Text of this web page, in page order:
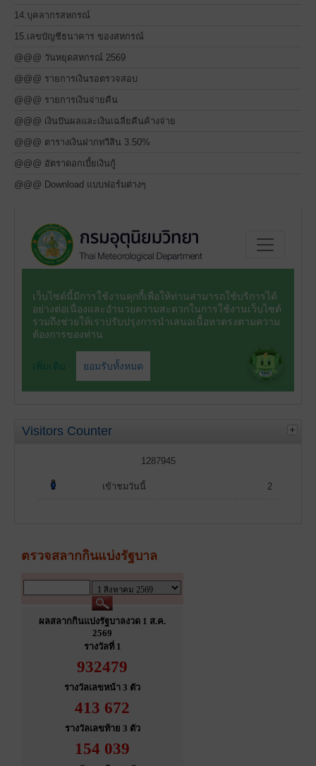
14.บุคลากรสหกรณ์
15.เลขบัญชีธนาคาร ของสหกรณ์
@@@ วันหยุดสหกรณ์ 2569
@@@ รายการเงินรอตรวจสอบ
@@@ รายการเงินจ่ายคืน
@@@ เงินปันผลและเงินเฉลี่ยคืนค้างจ่าย
@@@ ตารางเงินฝากทวีสิน 3.50%
@@@ อัตราดอกเบี้ยเงินกู้
@@@ Download แบบฟอร์มต่างๆ
Visitors Counter
1287945
เข้าชมวันนี้ 2